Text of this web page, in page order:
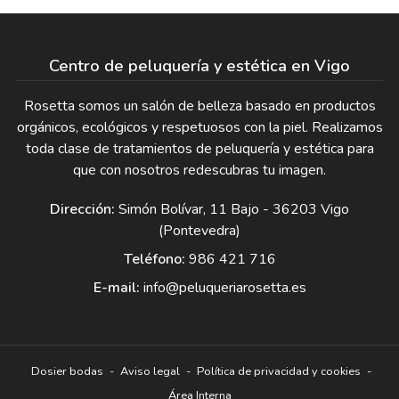
Centro de peluquería y estética en Vigo
Rosetta somos un salón de belleza basado en productos
orgánicos, ecológicos y respetuosos con la piel. Realizamos
toda clase de tratamientos de peluquería y estética para
que con nosotros redescubras tu imagen.
Dirección: Simón Bolívar, 11 Bajo - 36203 Vigo
(Pontevedra)
Teléfono: 986 421 716
E-mail: info@peluqueriarosetta.es
Dosier bodas - Aviso legal - Política de privacidad y cookies -